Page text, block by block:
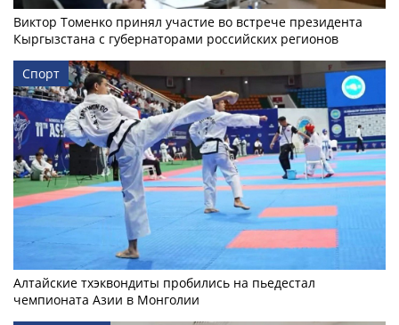
Виктор Томенко принял участие во встрече президента
Кыргызстана с губернаторами российских регионов
Спорт
Алтайские тхэквондиты пробились на пьедестал
чемпионата Азии в Монголии